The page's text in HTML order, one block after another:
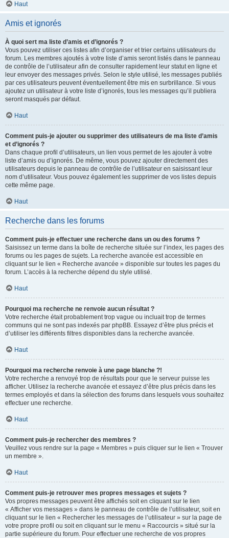
Haut
Amis et ignorés
À quoi sert ma liste d’amis et d’ignorés ?
Vous pouvez utiliser ces listes afin d’organiser et trier certains utilisateurs du
forum. Les membres ajoutés à votre liste d’amis seront listés dans le panneau
de contrôle de l’utilisateur afin de consulter rapidement leur statut en ligne et
leur envoyer des messages privés. Selon le style utilisé, les messages publiés
par ces utilisateurs peuvent éventuellement être mis en surbrillance. Si vous
ajoutez un utilisateur à votre liste d’ignorés, tous les messages qu’il publiera
seront masqués par défaut.
Haut
Comment puis-je ajouter ou supprimer des utilisateurs de ma liste d’amis
et d’ignorés ?
Dans chaque profil d’utilisateurs, un lien vous permet de les ajouter à votre
liste d’amis ou d’ignorés. De même, vous pouvez ajouter directement des
utilisateurs depuis le panneau de contrôle de l’utilisateur en saisissant leur
nom d’utilisateur. Vous pouvez également les supprimer de vos listes depuis
cette même page.
Haut
Recherche dans les forums
Comment puis-je effectuer une recherche dans un ou des forums ?
Saisissez un terme dans la boîte de recherche située sur l’index, les pages des
forums ou les pages de sujets. La recherche avancée est accessible en
cliquant sur le lien « Recherche avancée » disponible sur toutes les pages du
forum. L’accès à la recherche dépend du style utilisé.
Haut
Pourquoi ma recherche ne renvoie aucun résultat ?
Votre recherche était probablement trop vague ou incluait trop de termes
communs qui ne sont pas indexés par phpBB. Essayez d’être plus précis et
d’utiliser les différents filtres disponibles dans la recherche avancée.
Haut
Pourquoi ma recherche renvoie à une page blanche ?!
Votre recherche a renvoyé trop de résultats pour que le serveur puisse les
afficher. Utilisez la recherche avancée et essayez d’être plus précis dans les
termes employés et dans la sélection des forums dans lesquels vous souhaitez
effectuer une recherche.
Haut
Comment puis-je rechercher des membres ?
Veuillez vous rendre sur la page « Membres » puis cliquer sur le lien « Trouver
un membre ».
Haut
Comment puis-je retrouver mes propres messages et sujets ?
Vos propres messages peuvent être affichés soit en cliquant sur le lien
« Afficher vos messages » dans le panneau de contrôle de l’utilisateur, soit en
cliquant sur le lien « Rechercher les messages de l’utilisateur » sur la page de
votre propre profil ou soit en cliquant sur le menu « Raccourcis » situé sur la
partie supérieure du forum. Pour effectuer une recherche de vos propres